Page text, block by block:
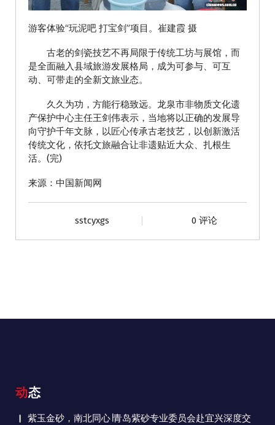
游客体验“玩泥吧 打宝剑”项目。崔建霞 摄
古老的剑瓷技艺不再局限于传统工坊与展馆，而
是全面融入县域旅游发展格局，成为可参与、可互
动、可带走的全新文旅业态。
久久为功，方能行稳致远。龙泉市非物质文化遗
产保护中心主任王剑伟表示，当地将以正确的发展导
向守护千年文脉，以匠心传承古老技艺，以创新激活
传统文化，依托文旅融合让非遗贴近大众、扎根生
活。(完)
来源：中国新闻网
sstcyxgs 0 评论
动态
紫玉金砂，南北同心∣青岛紫砂专业委员会赴宜兴深度交